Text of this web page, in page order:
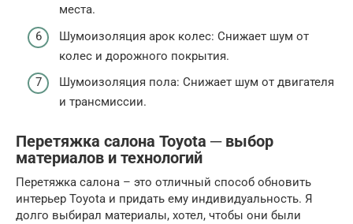
места.
Шумоизоляция арок колес: Снижает шум от
колес и дорожного покрытия.
Шумоизоляция пола: Снижает шум от двигателя
и трансмиссии.
Перетяжка салона Toyota ─ выбор
материалов и технологий
Перетяжка салона – это отличный способ обновить
интерьер Toyota и придать ему индивидуальность. Я
долго выбирал материалы, хотел, чтобы они были